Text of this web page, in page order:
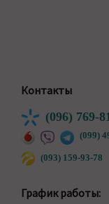
Контакты
(096) 769-
(099)
(093) 159-93-78
График работы: